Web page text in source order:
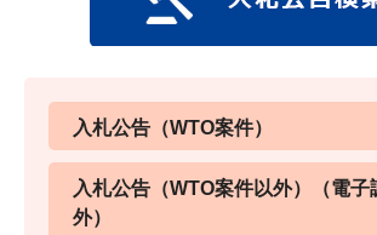
入札公告（WTO案件）
入札公告（WTO案件以外）（電子
外）